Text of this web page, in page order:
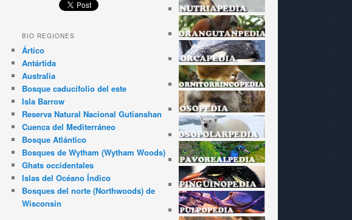
BIO REGIONES
Ártico
Antártida
Australia
Bosque caducifolio del este
Isla Barrow
Reserva Natural Nacional Gutianshan
Cuenca del Mediterráneo
Bosque Atlántico
Bosques de Wytham (Wytham Woods)
Ghats occidentales
Islas del Océano Índico
Bosques del norte (Northwoods) de
Wisconsin